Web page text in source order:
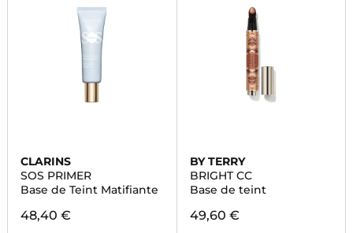
CLARINS
SOS PRIMER
Base de Teint Matifiante
48,40 €
BY TERRY
BRIGHT CC
Base de teint
49,60 €